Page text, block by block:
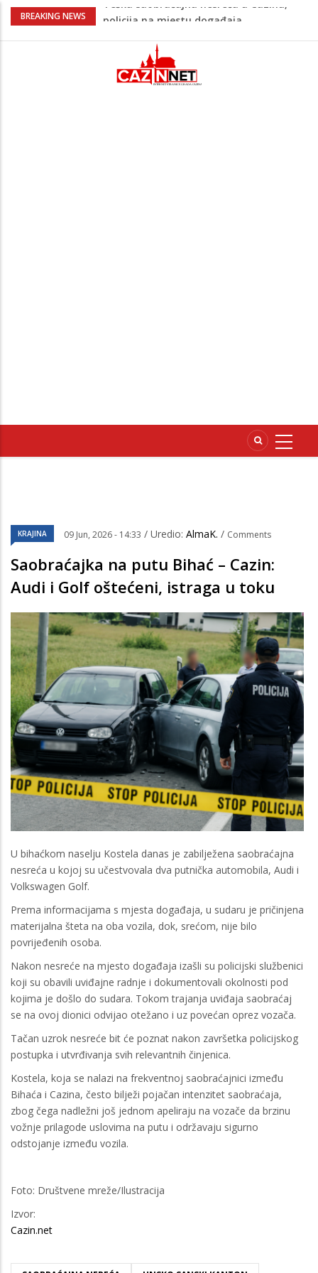
BREAKING NEWS
Ovo je 24-godišnji mladić koji je izgubio
Na Ahiret preselio LJUBIJANKIĆ (Hasan)
Na Ahiret preselio HALILOVIĆ (Smajil)
KRAJINA 09 Jun, 2026 - 14:33 / Uredio: AlmaK. / Comments
Saobraćajka na putu Bihać – Cazin:
Audi i Golf oštećeni, istraga u toku
U bihaćkom naselju Kostela danas je zabilježena saobraćajna
nesreća u kojoj su učestvovala dva putnička automobila, Audi i
Volkswagen Golf.
Prema informacijama s mjesta događaja, u sudaru je pričinjena
materijalna šteta na oba vozila, dok, srećom, nije bilo
povrijeđenih osoba.
Nakon nesreće na mjesto događaja izašli su policijski službenici
koji su obavili uviđajne radnje i dokumentovali okolnosti pod
kojima je došlo do sudara. Tokom trajanja uviđaja saobraćaj
se na ovoj dionici odvijao otežano i uz povećan oprez vozača.
Tačan uzrok nesreće bit će poznat nakon završetka policijskog
postupka i utvrđivanja svih relevantnih činjenica.
Kostela, koja se nalazi na frekventnoj saobraćajnici između
Bihaća i Cazina, često bilježi pojačan intenzitet saobraćaja,
zbog čega nadležni još jednom apeliraju na vozače da brzinu
vožnje prilagode uslovima na putu i održavaju sigurno
odstojanje između vozila.
Foto: Društvene mreže/Ilustracija
Izvor:
Cazin.net